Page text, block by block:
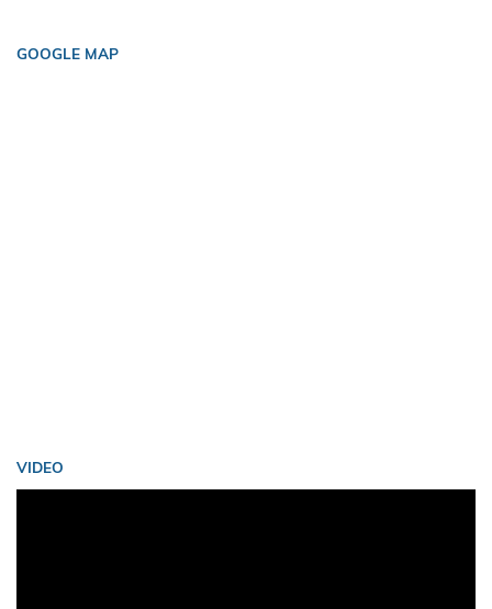
GOOGLE MAP
VIDEO